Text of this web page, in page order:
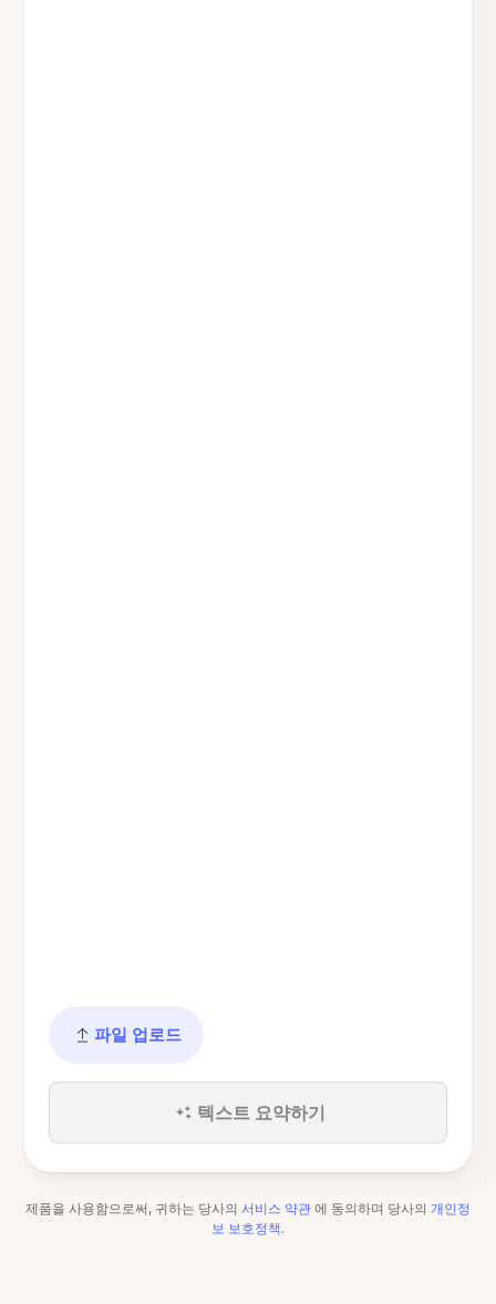
파일 업로드
텍스트 요약하기
제품을 사용함으로써, 귀하는 당사의 서비스 약관 에 동의하며 당사의 개인정
보 보호정책.